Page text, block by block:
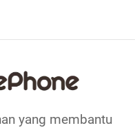
yang membantu